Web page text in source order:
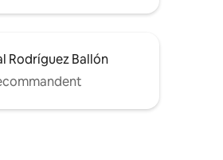
Rodríguez Ballón